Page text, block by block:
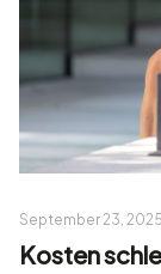
September 23, 2025
Kosten